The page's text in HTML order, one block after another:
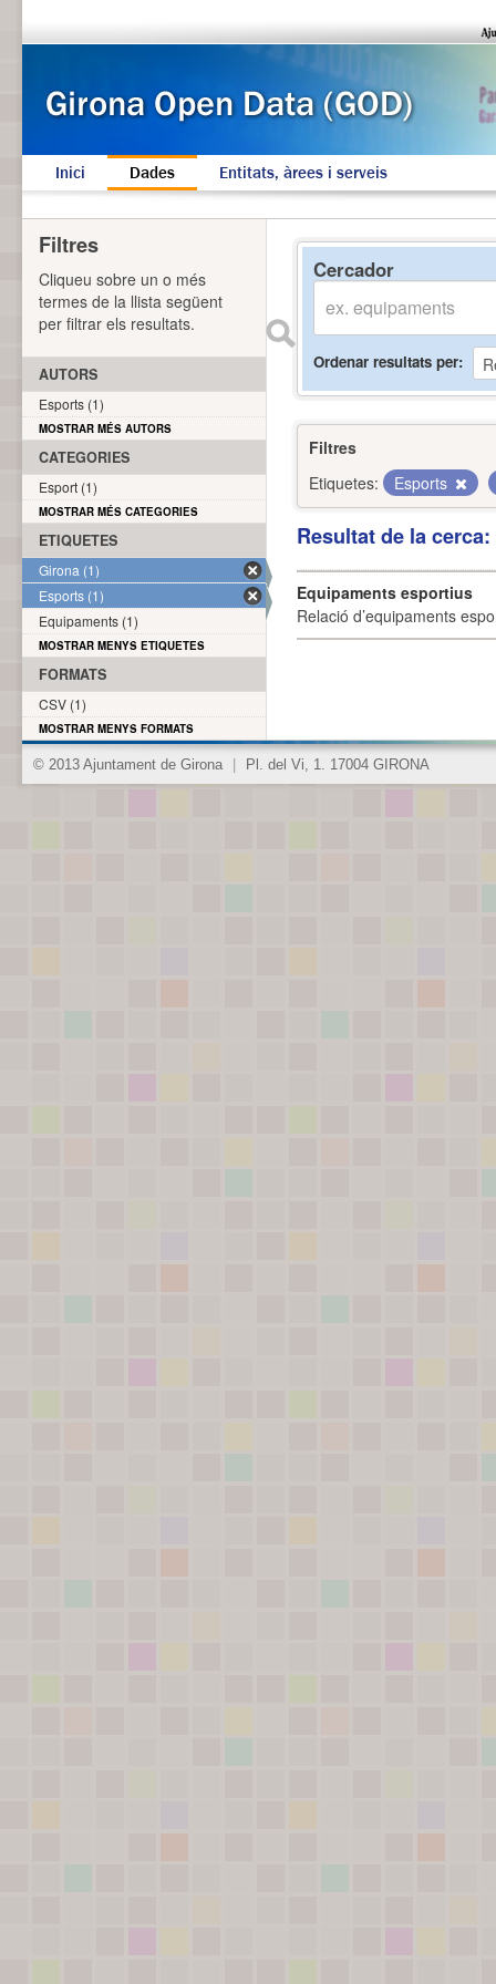
Inici Dades Entitats, àrees i serveis
Cercador
Ordenar resultats per
Filtres
Etiquetes:
Esports
Resultat de la
Equipaments esportius
Relació d’equipaments
Filtres
Cliqueu sobre un o més
termes de la llista següent
per filtrar els resultats.
AUTORS
Esports (1)
MOSTRAR MÉS AUTORS
CATEGORIES
Esport (1)
MOSTRAR MÉS CATEGORIES
ETIQUETES
Girona (1)
Esports (1)
Equipaments (1)
MOSTRAR MENYS ETIQUETES
FORMATS
CSV (1)
MOSTRAR MENYS FORMATS
© 2013 Ajuntament de Girona Pl. del Vi, 1. 17004 GIRONA